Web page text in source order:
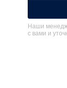
Наши
с вами и